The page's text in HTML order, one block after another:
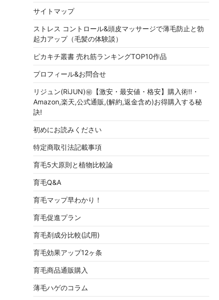
サイトマップ
ストレス コントロール&頭皮マッサージで薄毛防止と勃
起力アップ（毛髪の体験談）
ピカキチ叢書 売れ筋ランキングTOP10作品
プロフィール&お問合せ
リジュン(RiJUN)㊙【激安・最安値・格安】購入術!!・
Amazon,楽天,公式通販,(解約,返金含め)お得購入する秘
訣!
初めにお読みください
特定商取引法記載事項
育毛5大原則と植物比較論
育毛Q&A
育毛マップ早わかり！
育毛促進プラン
育毛剤成分比較(試用)
育毛効果アップ12ヶ条
育毛商品通販購入
薄毛ハゲのコラム